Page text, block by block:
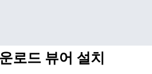
로드 뷰어 설치